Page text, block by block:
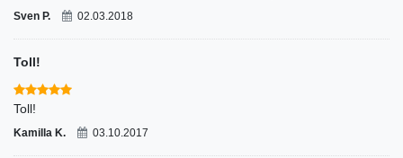
Sven P. 02.03.2018
Toll!
Toll!
Kamilla K. 03.10.2017